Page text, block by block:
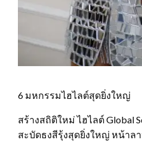
6 มหกรรมไฮไลต์สุดยิ่งใหญ่
สร้างสถิติใหม่ ไฮไลต์ Global
สะบัดธงสีรุ้งสุดยิ่งใหญ่ หน้าล